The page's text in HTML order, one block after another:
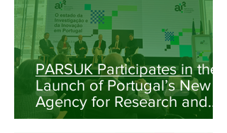
PARSUK Participates in the
Launch of Portugal’s New
Agency for Research and
Innovation (AI²)